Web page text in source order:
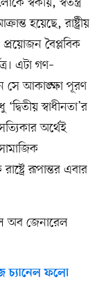
হয়েছে, রাষ্ট্রীয়
বৈপ্লবিক
এটা গণ–
সে আকাঙ্ক্ষা পূরণ
স্বাধীনতা’র
অর্থেই
রূপান্তর এবার
অব জেনারেল
চ্যানেল ফলো